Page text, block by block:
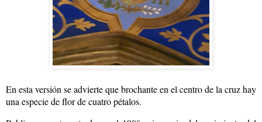
En esta versión se advierte que brochante en el centro de la cruz hay
una especie de flor de cuatro pétalos.